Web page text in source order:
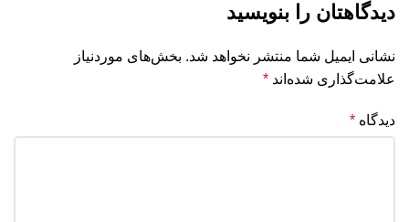
دیدگاهتان را بنویسید
نشانی ایمیل شما منتشر نخواهد شد. بخش‌های موردنیاز
علامت‌گذاری شده‌اند *
دیدگاه *